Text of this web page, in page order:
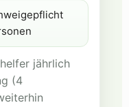
jährlich
(4